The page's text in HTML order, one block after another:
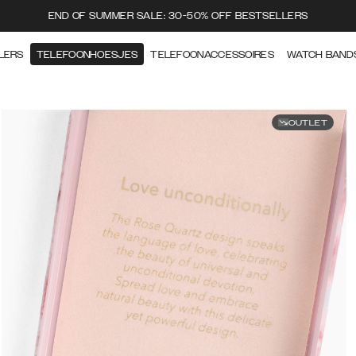
END OF SUMMER SALE: 30-50% OFF BESTSELLERS
TELEFOONHOESJES TELEFOONACCESSOIRES WATCH
OUTLET